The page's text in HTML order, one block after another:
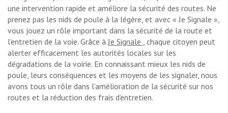
une intervention rapide et améliore la sécurité des routes. Ne
prenez pas les nids de poule à la légère, et avec « Je Signale »,
vous jouez un rôle important dans la sécurité de la route et
l’entretien de la voie. Grâce à Je Signale , chaque citoyen peut
alerter efficacement les autorités locales sur les
dégradations de la voirie. En connaissant mieux les nids de
poule, leurs conséquences et les moyens de les signaler, nous
avons tous un rôle dans l’amélioration de la sécurité sur nos
routes et la réduction des frais d’entretien.